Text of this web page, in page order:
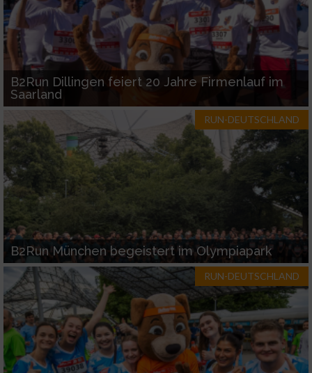
B2Run Dillingen feiert 20 Jahre Firmenlauf im
Saarland
RUN-DEUTSCHLAND
B2Run München begeistert im Olympiapark
RUN-DEUTSCHLAND